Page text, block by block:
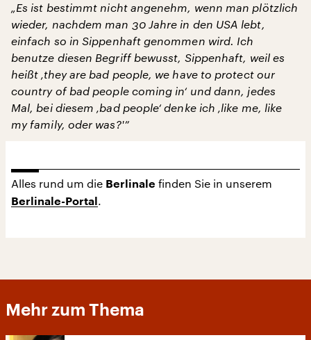
„Es ist bestimmt nicht angenehm, wenn man plötzlich
wieder, nachdem man 30 Jahre in den USA lebt,
einfach so in Sippenhaft genommen wird. Ich
benutze diesen Begriff bewusst, Sippenhaft, weil es
heißt ‚they are bad people, we have to protect our
country of bad people coming in‘ und dann, jedes
Mal, bei diesem ‚bad people‘ denke ich ‚like me, like
my family, oder was?'”
Alles rund um die Berlinale finden Sie in unserem
Berlinale-Portal .
Mehr zum Thema